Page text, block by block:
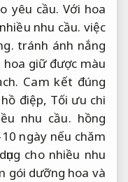
yêu cầu. Với hoa
nhu cầu. việc
tránh ánh nắng
giữ được màu
Cam kết đúng
điệp, Tối ưu chi
nhu cầu. hồng
ngày nếu chăm
cho nhiều nhu
gói dưỡng hoa và